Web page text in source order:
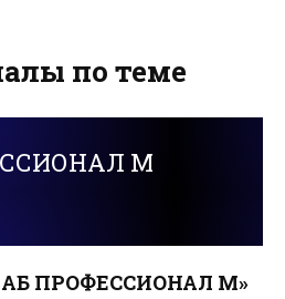
по теме
М
АБ ПРОФЕССИОНАЛ М»